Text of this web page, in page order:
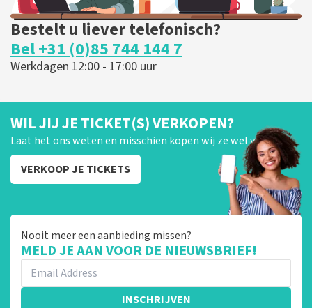
Bestelt u liever telefonisch?
Bel +31 (0)85 744 144 7
Werkdagen 12:00 - 17:00 uur
WIL JIJ JE TICKET(S) VERKOPEN?
Laat het ons weten en misschien kopen wij ze wel van je!
VERKOOP JE TICKETS
Nooit meer een aanbieding missen?
MELD JE AAN VOOR DE NIEUWSBRIEF!
INSCHRIJVEN